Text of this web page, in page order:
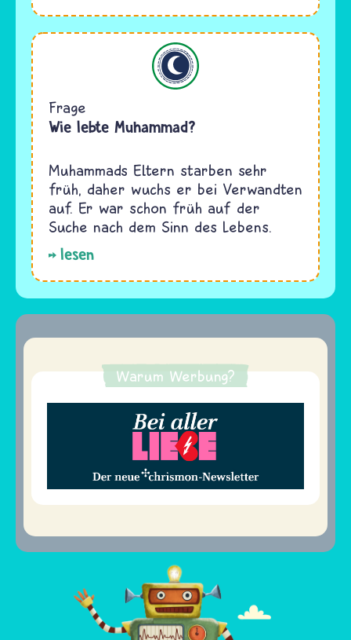
Frage
Wie lebte Muhammad?
Muhammads Eltern starben sehr
früh, daher wuchs er bei Verwandten
auf. Er war schon früh auf der
Suche nach dem Sinn des Lebens.
lesen
Warum Werbung?